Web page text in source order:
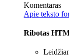
Komentaras
Apie teksto
Ribotas